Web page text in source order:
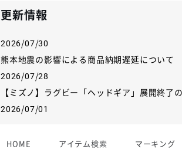
更新情報
2026/07/30
熊本地震の影響による商品納期遅延について
2026/07/28
【ミズノ】ラグビー「ヘッドギア」展開終了
2026/07/01
2026/06/09
HOME アイテム検索 マーキング